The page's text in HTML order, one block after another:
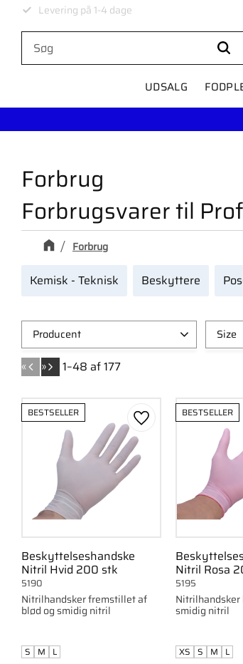
Levering på 1-4 dage
UDSALG
Forbrug
Forbrug
Forbrugsvarer til
Kemisk - Teknisk Beskyttere
Producent
Gertab 1
Size
XS
S
Vis
1–48 af177
« »
Beskyttelseshandske
Nitril Hvid 200 stk
Nitrilhandsker fremstillet af
blød og smidig nitril
5190
BESTSELLER
Gem som favorit
S M L
Nitril Rosa
Nitrilhandsker
smidig nitril
5195
BESTSELLER
XS S M L